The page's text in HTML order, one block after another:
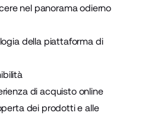
nel panorama odierno
della piattaforma di
di acquisto online
dei prodotti e alle